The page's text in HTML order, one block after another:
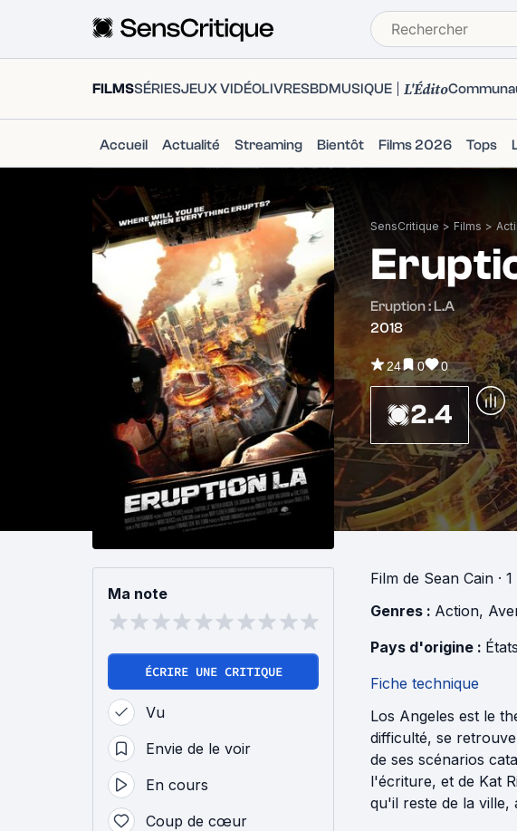
FILMSSÉRIESJEUX VIDÉOLIVRESBDMUSIQUE L'Édito
Accueil Actualité Streaming Bientôt Films 2026 Tops
SensCritique > Films >
Eruption : L.A
2018
24 0 0
2.4
Ma note
ÉCRIRE UNE CRITIQUE
Vu
Envie de le voir
En cours
Coup de cœur
Film de Sean Cain ·
Genres : Action,
Pays d'origine :
Fiche technique
Los Angeles est le
difficulté, se
de ses scénarios
l'écriture, et de Kat
qu'il reste de la ville,